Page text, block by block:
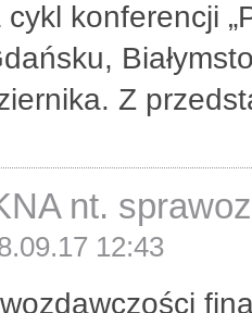
konferencji
Z
nt.
12:43